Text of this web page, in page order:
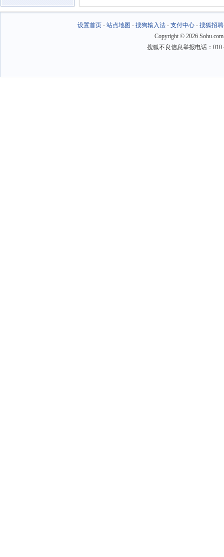
设置首页- 站点地图 - 搜狗输入法- 支付中心- 搜狐招聘
Copyright © 2026
搜狐不良信息举报电话：010